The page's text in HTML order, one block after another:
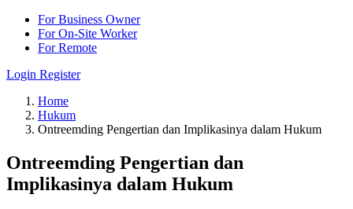
For Business Owner
For On-Site Worker
For Remote
Login Register
Home
Hukum
Ontreemding Pengertian dan Implikasinya dalam Hukum
Ontreemding Pengertian dan
Implikasinya dalam Hukum